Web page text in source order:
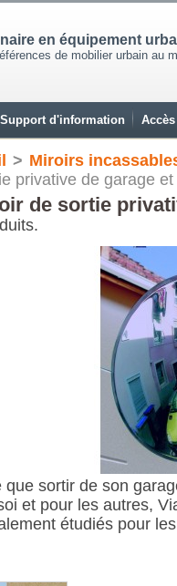
en équipement
de mobilier urbain au
Support d'information
> Miroirs
privative de garage
de sortie
que sortir de son
et pour les autres,
étudiés pour